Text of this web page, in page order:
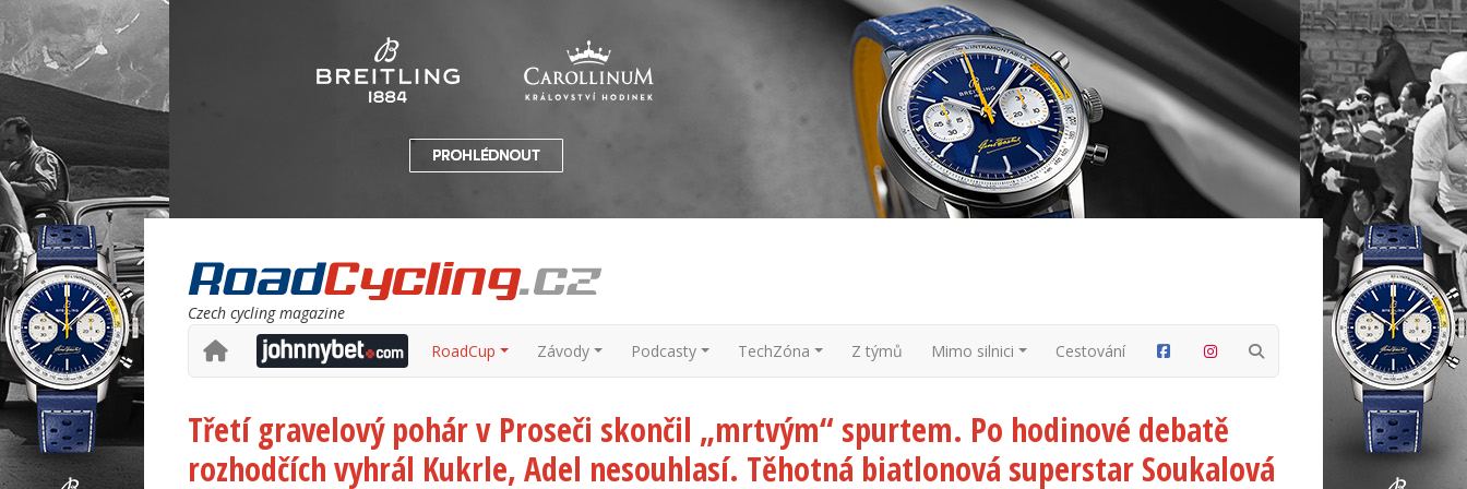
Czech cycling magazine
RoadCup
Závody Podcasty TechZóna Z týmů Mimo silnici Cestování
Třetí gravelový pohár v Proseči skončil „mrtvým“ spurtem. Po hodinové debatě
rozhodčích vyhrál Kukrle, Adel nesouhlasí. Těhotná biatlonová superstar Soukalová